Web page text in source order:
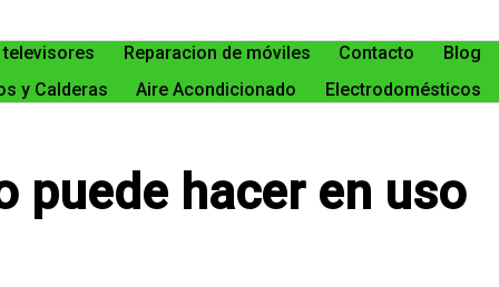
Reparacion de móviles Contacto
Blog
y Calderas
Aire Acondicionado Electrodomésticos
puede hacer en uso